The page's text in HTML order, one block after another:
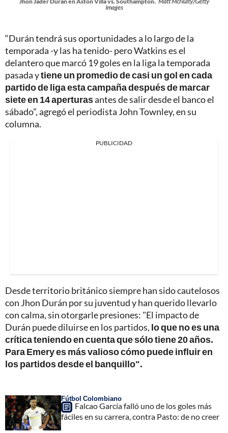
Images
“Durán tendrá sus oportunidades a lo largo de la
temporada -y las ha tenido- pero Watkins es el
delantero que marcó 19 goles en la liga la temporada
pasada ytiene un promedio de casi un gol en cada
partido de liga esta campaña después de marcar
siete en 14 aperturasantes de salir desde el banco el
sábado”, agregó el periodista John Townley, en su
columna.
PUBLICIDAD
Desde territorio británico siempre han sido cautelosos
con Jhon Durán por su juventud y han querido llevarlo
con calma, sin otorgarle presiones: "El impacto de
Durán puede diluirse en los partidos, lo que no es una
crítica teniendo en cuenta que sólo tiene 20 años.
Para Emery es más valioso cómo puede influir en
los partidos desde el banquillo".
Fútbol Colombiano
Falcao García falló uno de los goles más
fáciles en su carrera, contra Pasto: de no creer